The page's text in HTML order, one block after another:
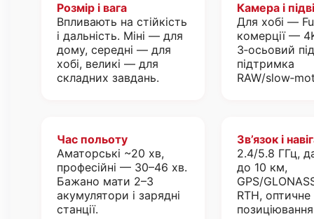
Розмір і вага
Впливають на стійкість
і дальність. Міні — для
дому, середні — для
хобі, великі — для
складних завдань.
Камера і
Для хобі —
комерції —
3‑осьовий
підтримка
RAW/
Час польоту
Аматорські ~20 хв,
професійні — 30–46 хв.
Бажано мати 2–3
акумулятори і зарядні
станції.
Зв’язок і
2.4/5.8 ГГц,
до 10 км,
GPS/
RTH, оптичне